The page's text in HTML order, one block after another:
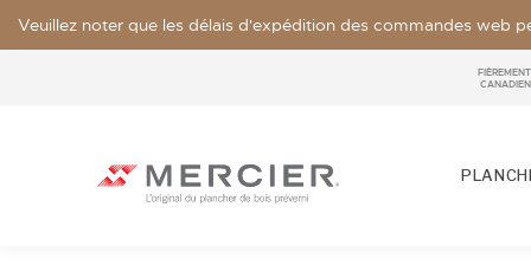
Veuillez noter que les délais d'expédition des commandes web
FIÈREMENT
CANADIEN